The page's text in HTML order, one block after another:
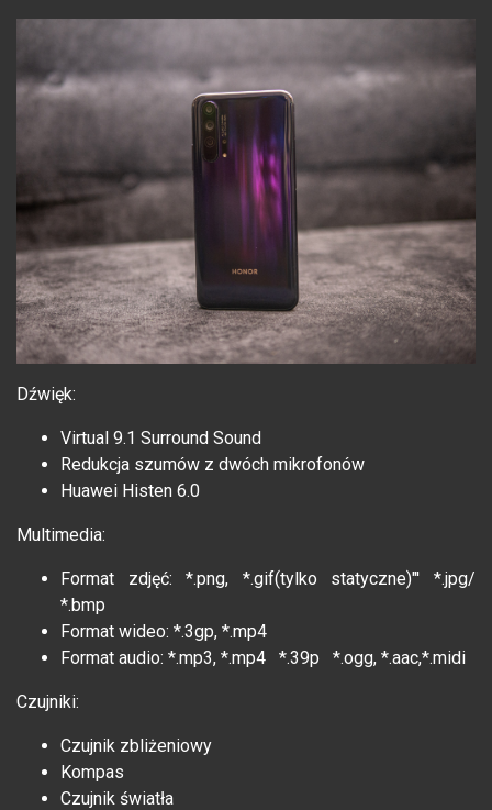
Dźwięk:
Virtual 9.1 Surround Sound
Redukcja szumów z dwóch mikrofonów
Huawei Histen 6.0
Multimedia:
Format zdjęć: *.png, *.gif(tylko statyczne)"' *.jpg/
*.bmp
Format wideo: *.3gp, *.mp4
Format audio: *.mp3, *.mp4 *.39p *.ogg, *.aac,*.midi
Czujniki:
Czujnik zbliżeniowy
Kompas
Czujnik światła